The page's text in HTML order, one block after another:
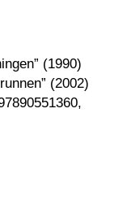
(1990)
(2002)